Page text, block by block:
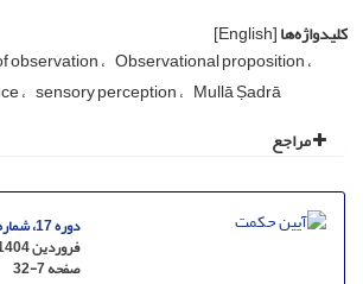
کلیدواژه‌ها[English]
observation Observational proposition
sensory perception Mullā Ṣadrā
مراجع
دوره 17، شماره 1
فروردین 1404
صفحه32-7